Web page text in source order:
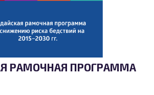
РАМОЧНАЯ ПРОГРАММА